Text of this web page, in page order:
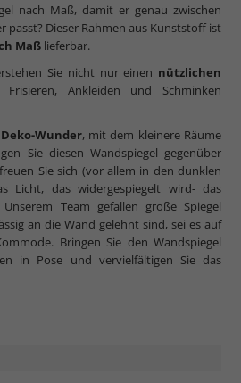
nach Maß, damit er genau zwischen
passt? Dieser Rahmen aus Kunststoff ist
Maß lieferbar.
Sie nicht nur einen nützlichen
Ankleiden und Schminken
Deko-Wunder, mit dem kleinere Räume
Sie diesen Wandspiegel gegenüber
Sie sich (vor allem in den dunklen
Licht, das widergespiegelt wird- das
Team gefallen große Spiegel
an die Wand gelehnt sind, sei es auf
Bringen Sie den Wandspiegel
in Pose und vervielfältigen Sie das